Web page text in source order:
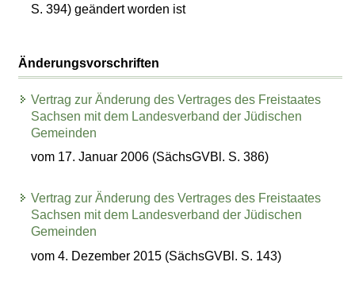
S. 394) geändert worden ist
Änderungsvorschriften
Vertrag zur Änderung des Vertrages des Freistaates
Sachsen mit dem Landesverband der Jüdischen
Gemeinden
vom 17. Januar 2006 (SächsGVBl. S. 386)
Vertrag zur Änderung des Vertrages des Freistaates
Sachsen mit dem Landesverband der Jüdischen
Gemeinden
vom 4. Dezember 2015 (SächsGVBl. S. 143)